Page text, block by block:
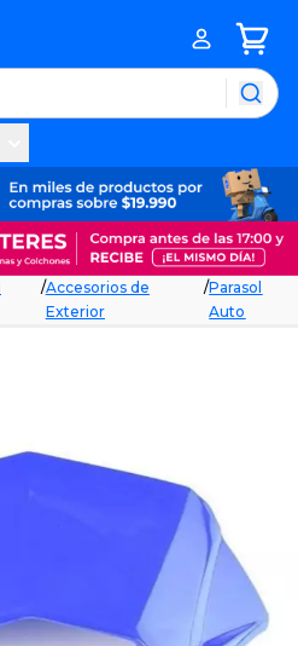
/Accesorios de
Exterior
/Parasol
Auto